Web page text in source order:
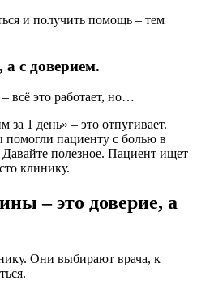
и получить помощь – тем
с доверием.
всё это работает, но…
1 день» – это отпугивает.
пациенту с болью в
полезное. Пациент ищет
клинику.
– это доверие, а
Они выбирают врача, к